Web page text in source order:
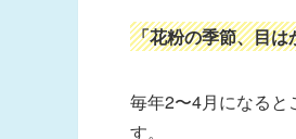
「花粉の季節、目
毎年2〜4月になると
す。